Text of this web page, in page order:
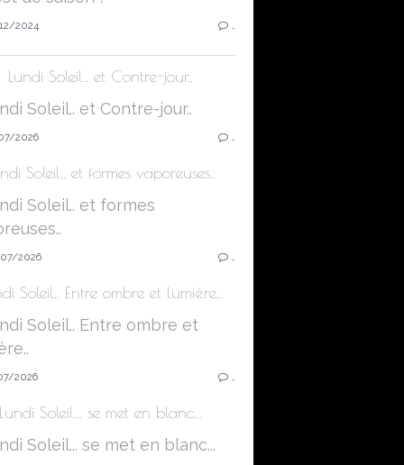
2024
Lundi Soleil.. et Contre-jour..
2026
Soleil.. et formes vaporeuses..
2026
Soleil.. Entre ombre et lumière..
2026
Lundi Soleil... se met en blanc...